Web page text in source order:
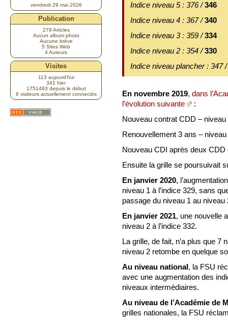
Indice niveau 5 : 376 /346
Indice niveau 4 : 367 /340
Indice niveau 3 : 359 /334
Indice niveau 2 : 354 /330
Indice niveau plancher : 347
En novembre 2019, dans
l’évolution suivante
:
Nouveau contrat CDD – niveau
Renouvellement 3 ans –
Nouveau CDI après deux CDD
Ensuite la grille se poursuivait
En janvier 2020,
niveau 1 à l’indice 329, sans
passage du niveau 1 au
En janvier 2021, une nouvelle
niveau 2 à l’indice 332.
La grille, de fait, n’a plus que 7
niveau 2 retombe en quelque
Au niveau national, la FSU
avec une augmentation des
niveaux intermédiaires.
Au niveau de l’Académie de
grilles nationales, la FSU
vendredi 29 mai 2026
Publication
279 Articles
Aucun album photo
Aucune brève
5 Sites Web
4 Auteurs
Visites
113 aujourd’hui
341 hier
1751493 depuis le début
6 visiteurs actuellement connectés